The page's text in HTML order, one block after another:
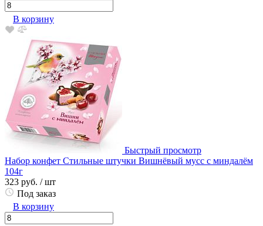
В корзину
Быстрый просмотр
Набор конфет Стильные штучки Вишнёвый мусс с миндалём
104г
323 руб. / шт
Под заказ
В корзину